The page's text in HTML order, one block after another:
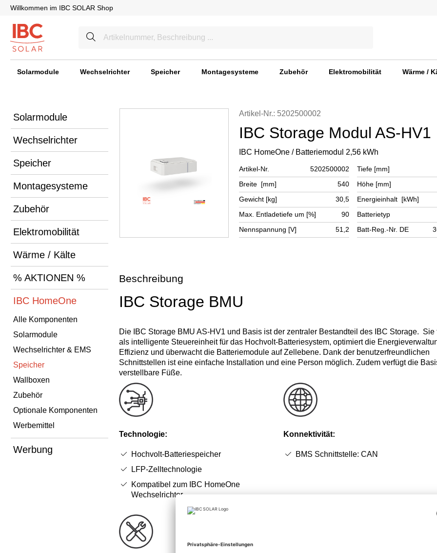
Willkommen im IBC SOLAR Shop
Solarmodule Wechselrichter Speicher Montagesysteme Zubehör Elektromobilität Wärme /
Solarmodule
Wechselrichter
Speicher
Montagesysteme
Zubehör
Elektromobilität
Wärme / Kälte
% AKTIONEN %
IBC HomeOne
Alle Komponenten
Solarmodule
Wechselrichter & EMS
Speicher
Wallboxen
Zubehör
Optionale Komponenten
Werbemittel
Werbung
Artikel-Nr.: 5202500002
IBC Storage Modul AS-HV1
IBC HomeOne / Batteriemodul 2,56 kWh
Artikel-Nr. 5202500002
Tiefe [mm]
Breite [mm]
540
Höhe [mm]
Gewicht [kg]
30,5
Energieinhalt [kWh]
Max. Entladetiefe um [%]
90
Batterietyp
Nennspannung [V]
51,2 Batt-Reg.-Nr. DE
Beschreibung
IBC Storage BMU
Die IBC Storage BMU AS-HV1 und Basis ist der zentraler Bestandteil des IBC Storage. Sie
als intelligente Steuereinheit für das Hochvolt-Batteriesystem, optimiert die
Effizienz und überwacht die Batteriemodule auf Zellebene. Dank der benutzerfreundlichen
Schnittstellen ist eine einfache Installation und eine Person möglich. Zudem verfügt die
verstellbare Füße.
Technologie:
Hochvolt-Batteriespeicher
LFP-Zelltechnologie
Kompatibel zum IBC HomeOne
Wechselrichter
Konnektivität:
BMS Schnittstelle: CAN